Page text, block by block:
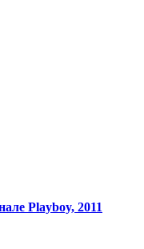
Playboy, 2011